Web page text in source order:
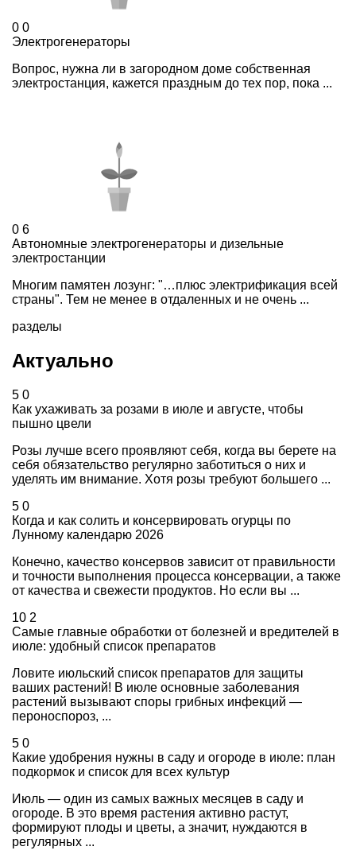
0 0
Электрогенераторы
Вопрос, нужна ли в загородном доме собственная
электростанция, кажется праздным до тех пор, пока ...
0 6
Автономные электрогенераторы и дизельные
электростанции
Многим памятен лозунг: "…плюс электрификация всей
страны". Тем не менее в отдаленных и не очень ...
разделы
Актуально
5 0
Как ухаживать за розами в июле и августе, чтобы
пышно цвели
Розы лучше всего проявляют себя, когда вы берете на
себя обязательство регулярно заботиться о них и
уделять им внимание. Хотя розы требуют большего ...
5 0
Когда и как солить и консервировать огурцы по
Лунному календарю 2026
Конечно, качество консервов зависит от правильности
и точности выполнения процесса консервации, а также
от качества и свежести продуктов. Но если вы ...
10 2
Самые главные обработки от болезней и вредителей в
июле: удобный список препаратов
Ловите июльский список препаратов для защиты
ваших растений! В июле основные заболевания
растений вызывают споры грибных инфекций —
пероноспороз, ...
5 0
Какие удобрения нужны в саду и огороде в июле: план
подкормок и список для всех культур
Июль — один из самых важных месяцев в саду и
огороде. В это время растения активно растут,
формируют плоды и цветы, а значит, нуждаются в
регулярных ...